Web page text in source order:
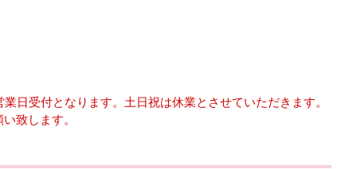
日受付となります。土日祝は休業とさせていただきます。
致します。